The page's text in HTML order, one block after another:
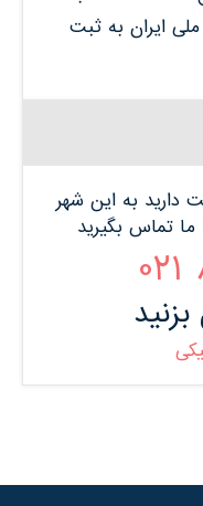
ملی ایران به ثبت
به این شهر
تماس بگیرید